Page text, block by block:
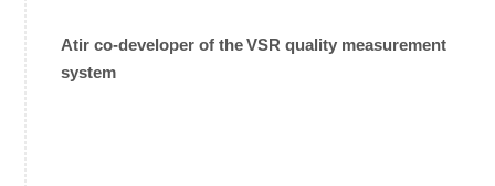
Atir co-developer of the VSR quality measurement
system